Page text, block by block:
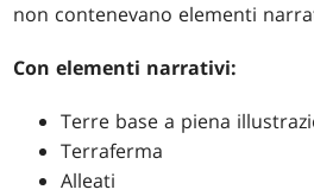
non contenevano elementi
Con elementi narrativi:
Terre base a piena
Terraferma
Alleati